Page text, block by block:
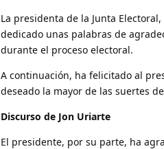
La presidenta de la Junta
dedicado unas palabras de
durante el proceso electoral.
A continuación, ha felicitado al
deseado la mayor de las suertes
Discurso de Jon Uriarte
El presidente, por su parte, ha